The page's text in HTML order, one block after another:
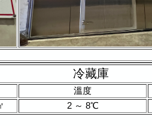
冷藏庫
溫度
2 ～ 8℃